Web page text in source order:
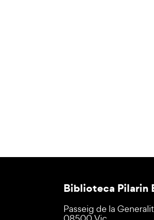
Biblioteca Pilarin
Passeig de la